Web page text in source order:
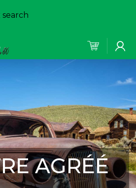
AGRÉÉ